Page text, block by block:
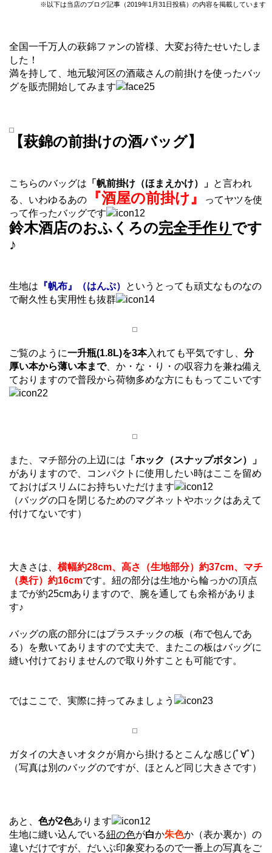
※以下は当店のブログ記事（2019年1月31日投稿）の内容を掲載しています
全国一千万人の萩錦ファンの皆様、大変お待たせいたしま
した！
満を持して、地元駿河区の酒蔵さんの前掛けを使ったバッ
グを販売開始してみます
【萩錦の前掛けの酒バッグ】
こちらのバッグは 「帆前掛け（ほまえかけ）」 と言われ
る、いわゆるあの
『酒屋の前掛け』
ってヤツを使
って作ったバッグです
鈴木酒店のおふくろの完全手作り です
♪
生地は 『帆布』（はんぷ）
というとっても頑丈なものなの
で耐久性も実用性も抜群
ご覧のように一升瓶(1.8L)を3本入れても平気ですし、 分
厚い本から薄い本まで、か・な・り・の収容力を兼ね備え
ておりますので普段から荷物多めな方にももってこいです
また、マチ部分の上辺には 「ホック（スナップボタン）」
がありますので、コンパクトに使用したい時はここを留め
ておけばスリムにお持ちいただけます
（バッグの口を閉じるためのマグネットやホックはあえて
付けてないです）
大きさは、 横幅約28cm、高さ（生地部分）約37cm、マチ
（奥行）約16cmです。紐の部分は生地から輪っかの頂点
までが約25cmありますので、腕を通しても余裕がありま
す♪
バッグの底の部分にはプラスチックの板（布で包んであ
る）を敷いてありますので丈夫で、またこの板はバッグに
縫い付けておりませんので取り外すことも可能です。
ではここで、実際に持ってみましょう
ガタイの大きいオタクが肩から掛けるとこんな感じ(ﾟ∀ﾟ)
（写真は別のバッグのですが、ほとんど同じ大きさです）
あと、 色が2色あります
生地に縫い込んでいる紐の色が白か朱色か（表か裏か）の
違いだけですが、だいぶ印象変わるので一番上の写真をご